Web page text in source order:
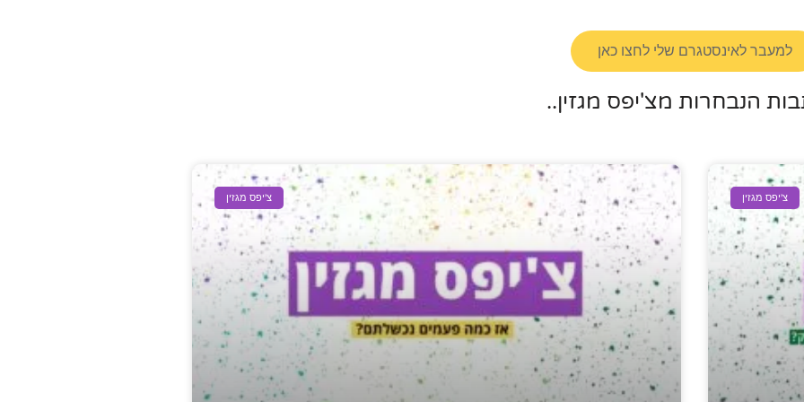
למעבר לאינסטגרם שלי לחצו כאן
הנבחרות מצ'יפס מגזין..
צ'יפס מגזין צ'יפס מגזין